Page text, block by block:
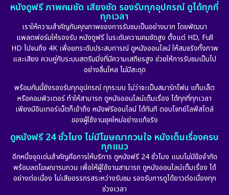
Emotional (101)
Epic มหากาพย์ (17)
Erotic (10)
Fantasy จินตนาการ (253)
Film
Gothic (6)
หนังดูฟรี ภาพคมชัด เสียงชัด รองรับทุกอุปกรณ์ ดูได้ทุกที่
ทุกเวลา
เราให้ความสำคัญกับคุณภาพของการรับชมเป็นอย่างมาก โดยพัฒนา
แพลตฟอร์มให้รองรับ หนังดูฟรี ในระดับความคมชัดสูง ตั้งแต่ HD, Full
HD ไปจนถึง 4K เพื่อยกระดับประสบการณ์ ดูหนังออนไลน์ ให้สมจริงทั้งภาพ
และเสียง ควบคู่กับระบบสตรีมมิ่งที่มีความเสถียรสูง ช่วยให้การรับชมเป็นไป
อย่างลื่นไหล ไม่มีสะดุด
พร้อมกันนี้ยังรองรับทุกอุปกรณ์ ทุกระบบ ไม่ว่าจะเป็นสมาร์ทโฟน แท็บเล็ต
หรือคอมพิวเตอร์ ทำให้สามารถ ดูหนังออนไลน์เต็มเรื่อง ได้ทุกที่ทุกเวลา
เพียงมีอินเทอร์เน็ตก็เข้าถึง หนังฟรีออนไลน์ ได้ทันที ตอบโจทย์ไลฟ์สไตล์
ของผู้ใช้งานยุคใหม่อย่างแท้จริง
ดูหนังฟรี 24 ชั่วโมง ไม่มีโฆษณากวนใจ หนังเต็มเรื่องครบ
ทุกแนว
อีกหนึ่งจุดเด่นสำคัญคือการให้บริการ ดูหนังฟรี 24 ชั่วโมง แบบไม่มีข้อจำกัด
พร้อมลดโฆษณารบกวน เพื่อให้ผู้ใช้งานสามารถ ดูหนังออนไลน์เต็มเรื่อง ได้
อย่างต่อเนื่อง ไม่เสียอรรถรสระหว่างรับชม รองรับการดูได้ยาวต่อเนื่องทุก
ช่วงเวลา